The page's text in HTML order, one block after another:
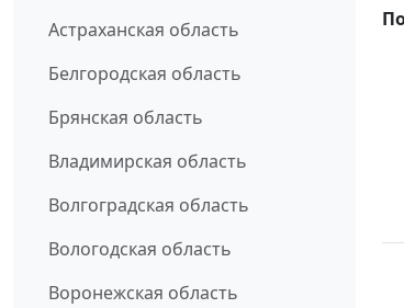
Астраханская область
Белгородская область
Брянская область
Владимирская область
Волгоградская область
Вологодская область
Воронежская область